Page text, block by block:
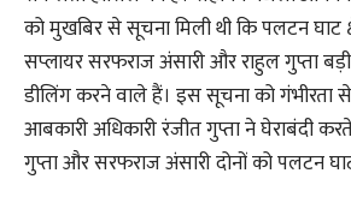
को मुखबिर से सूचना मिली थी कि पलटन घाट
सप्लायर सरफराज अंसारी और राहुल गुप्ता
डीलिंग करने वाले हैं। इस सूचना को
आबकारी अधिकारी रंजीत गुप्ता ने घेराबंदी
गुप्ता और सरफराज अंसारी दोनों को पलटन